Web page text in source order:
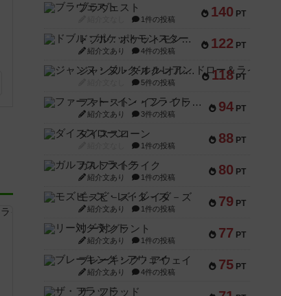
140 PT
ブラヴェスト
1件の投稿
122 PT
ドブル：ポケットモンスター
紹介文あり 4件の投稿
118 PT
ジャンヌ・ダルク-オルレアン ドロー＆ライト
5件の投稿
94 PT
ファースト・イン・フライト
紹介文あり 3件の投稿
88 PT
ダイススローン
1件の投稿
80 PT
ガルフストライク
紹介文あり 1件の投稿
79 PT
モズビ－ズ・レイダ－ズ
紹介文あり 1件の投稿
77 PT
リー対グラント
紹介文あり 1件の投稿
75 PT
ブレーキング・アウェイ
紹介文あり 4件の投稿
ザ・フラッド